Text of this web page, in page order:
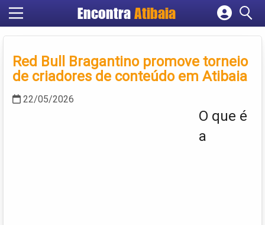
Encontra Atibaia
Cadastrar empresa
Criar conta
Red Bull Bragantino promove torneio
de criadores de conteúdo em Atibaia
22/05/2026
O que é
a